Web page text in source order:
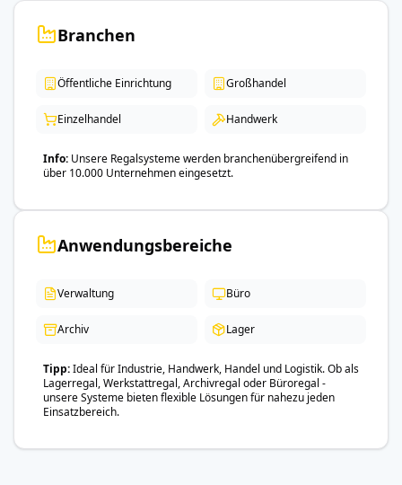
Branchen
Öffentliche Einrichtung Großhandel
Einzelhandel Handwerk
Info Unsere Regalsysteme werden branchenübergreifend in
über 10.000 Unternehmen eingesetzt.
Anwendungsbereiche
Verwaltung Büro
Archiv Lager
Tipp Ideal für Industrie, Handwerk, Handel und Logistik. Ob als
Lagerregal, Werkstattregal, Archivregal oder Büroregal -
unsere Systeme bieten flexible Lösungen für nahezu jeden
Einsatzbereich.